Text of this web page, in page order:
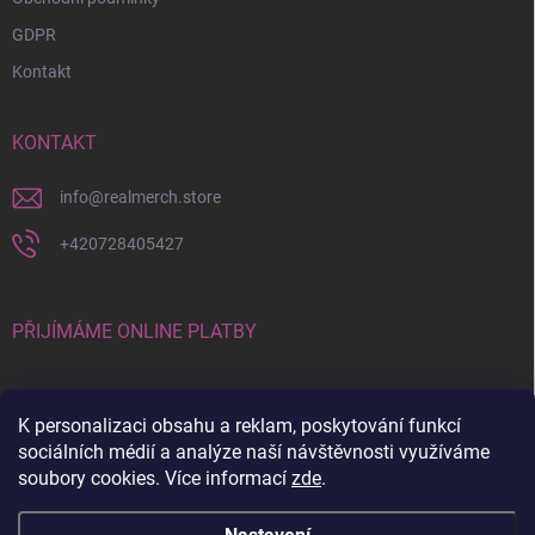
K personalizaci obsahu a reklam, poskytování funkcí
sociálních médií a analýze naší návštěvnosti využíváme
soubory cookies. Více informací zde.
GDPR
Kontakt
KONTAKT
info@realmerch.store
+420728405427
PŘIJÍMÁME ONLINE PLATBY
Stav objednávky a vrácení zboží